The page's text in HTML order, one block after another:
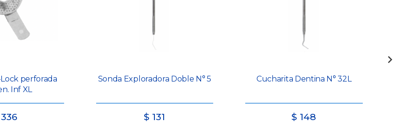
perforada
Inf XL
336
Sonda Exploradora Doble N° 5
$ 131
Cucharita Dentina N° 32L
$ 148